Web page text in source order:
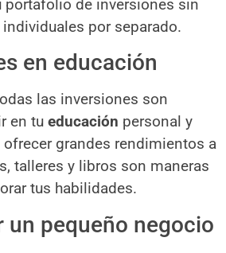
portafolio de inversiones sin
por separado.
en educación
las inversiones son
en tu educación personal y
grandes rendimientos a
talleres y libros son maneras
tus habilidades.
un pequeño negocio